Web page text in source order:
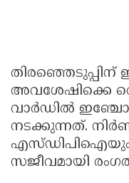
തിരഞ്ഞെടുപ്പിന്
അവശേഷിക്കെ
വാർഡിൽ
നടക്കുന്നത്.
എസ്ഡിപിഐയും
സജീവമായി